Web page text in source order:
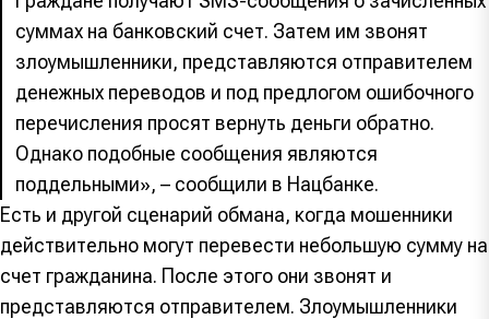
суммах на банковский счет. Затем им звонят
злоумышленники, представляются отправителем
денежных переводов и под предлогом ошибочного
перечисления просят вернуть деньги обратно.
Однако подобные сообщения являются
поддельными», – сообщили в Нацбанке.
Есть и другой сценарий обмана, когда мошенники
действительно могут перевести небольшую сумму на
счет гражданина. После этого они звонят и
представляются отправителем. Злоумышленники